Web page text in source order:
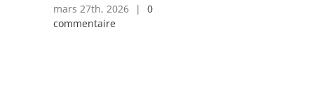
mars 27th, 2026 |
0
commentaire